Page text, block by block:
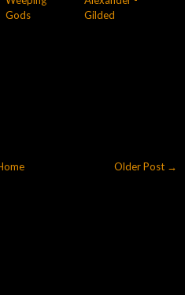
Gods
Gilded
Older Post →